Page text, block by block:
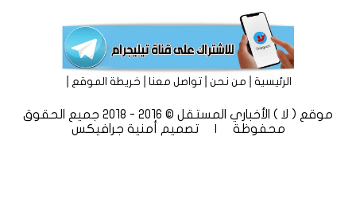
الرئيسية|من نحن|تواصل معنا|خريطة الموقع
موقع ( لا ) الأخباري المستقل © 2016 - 2018 جميع الحقوق
محفوظة | تصميم
أمنية جرافيكس